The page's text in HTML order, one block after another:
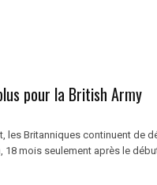
pour la British Army
les Britanniques continuent de
mois seulement après le